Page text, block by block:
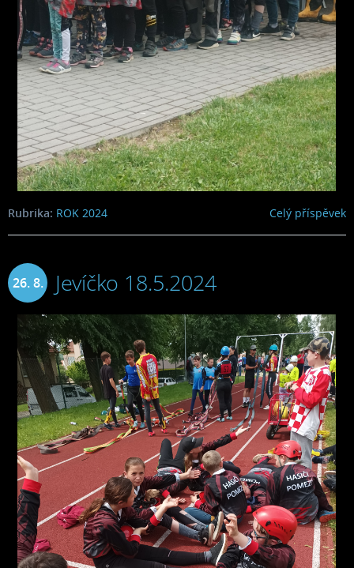
Celý příspěvek
Rubrika: ROK 2024
26. 8.
2024
Jevíčko 18.5.2024